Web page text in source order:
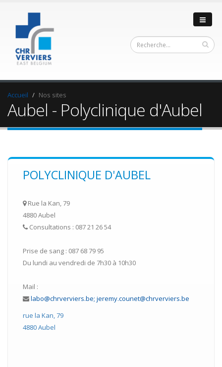
Accueil Nos sites
Aubel - Polyclinique d'Aubel
POLYCLINIQUE D'AUBEL
Rue la Kan, 79
4880 Aubel
Consultations : 087 21 26 54
Prise de sang : 087 68 79 95
Du lundi au vendredi de 7h30 à 10h30
Mail :
labo@chrverviers.be; jeremy.counet@chrverviers.be
rue la Kan, 79
4880 Aubel